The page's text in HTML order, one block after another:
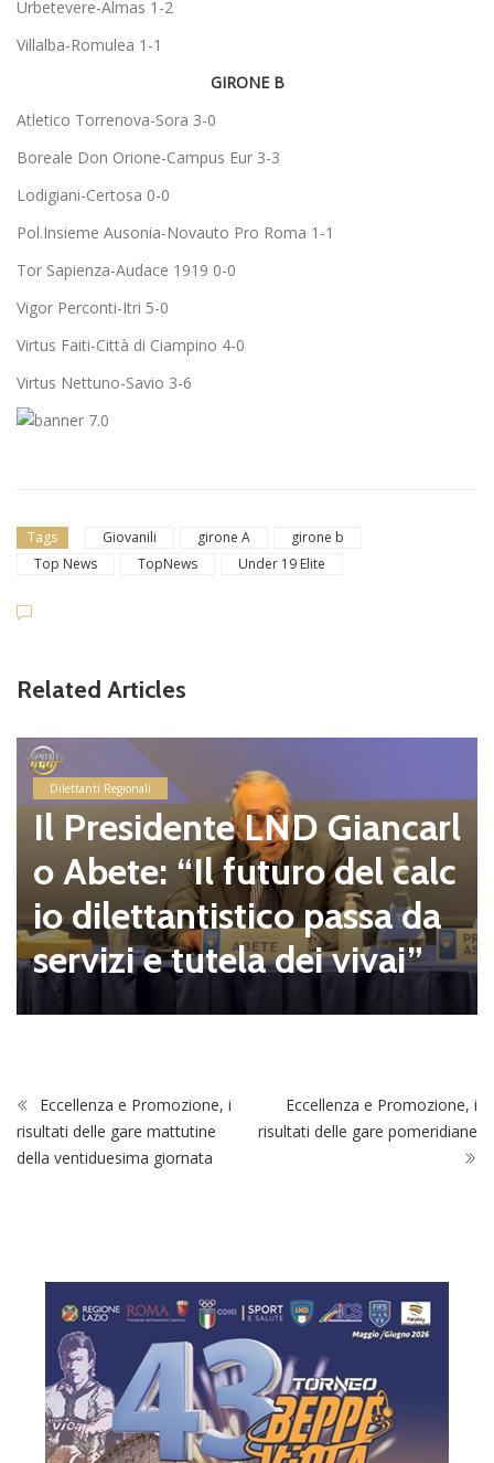
Urbetevere-Almas 1-2
Villalba-Romulea 1-1
GIRONE B
Atletico Torrenova-Sora 3-0
Boreale Don Orione-Campus Eur 3-3
Lodigiani-Certosa 0-0
Pol.Insieme Ausonia-Novauto Pro Roma 1-1
Tor Sapienza-Audace 1919 0-0
Vigor Perconti-Itri 5-0
Virtus Faiti-Città di Ciampino 4-0
Virtus Nettuno-Savio 3-6
Tags Giovanili girone A
girone b
Top News
TopNews Under 19 Elite
Related Articles
Dilettanti Regionali
Il Presidente LND Giancarl
o Abete: “Il futuro del calc
io dilettantistico passa da
servizi e tutela dei vivai”
Eccellenza e Promozione, i
risultati delle gare mattutine
della ventiduesima giornata
Eccellenza e Promozione, i
risultati delle gare pomeridiane